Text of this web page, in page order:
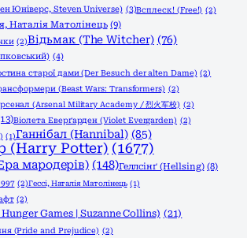
Юніверс, Steven Universe) (3)Всплеск! (Free!) (2)
Наталія Матолінець (9)
(2)Відьмак (The Witcher) (76)
(4)
старої дами (Der Besuch der alten Dame) (2)
(Beast Wars: Transformers) (2)
(Arsenal Military Academy / 烈火军校) (2)
Віолета Еверґарден (Violet Evergarden) (2)
(1)Ганнібал (Hannibal) (85)
(Harry Potter) (1677)
мародерів) (148)Геллсінґ (Hellsing) (8)
(2)Гессі, Наталія Матолінець (1)
(2)
Games | Suzanne Collins) (21)
(Pride and Prejudice) (2)